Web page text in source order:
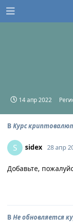
14 апр 2022
В Курс
S sidex 28 апр
Добавьте,
В Не обновляется